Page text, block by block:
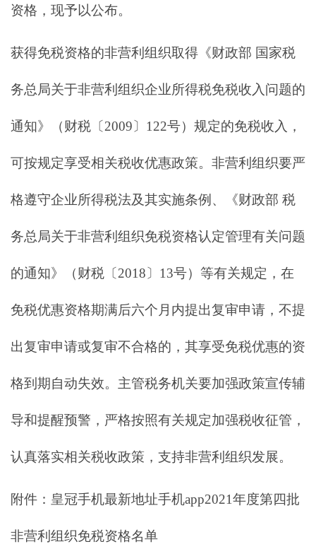
资格，现予以公布。
获得免税资格的非营利组织取得《财政部 国家税
务总局关于非营利组织企业所得税免税收入问题的
通知》（财税〔2009〕122号）规定的免税收入，
可按规定享受相关税收优惠政策。非营利组织要严
格遵守企业所得税法及其实施条例、《财政部 税
务总局关于非营利组织免税资格认定管理有关问题
的通知》（财税〔2018〕13号）等有关规定，在
免税优惠资格期满后六个月内提出复审申请，不提
出复审申请或复审不合格的，其享受免税优惠的资
格到期自动失效。主管税务机关要加强政策宣传辅
导和提醒预警，严格按照有关规定加强税收征管，
认真落实相关税收政策，支持非营利组织发展。
附件：皇冠手机最新地址手机app2021年度第四批
非营利组织免税资格名单